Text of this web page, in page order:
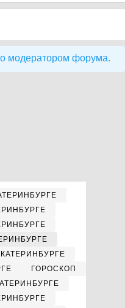
модератором форума.
ГОРОСКОП